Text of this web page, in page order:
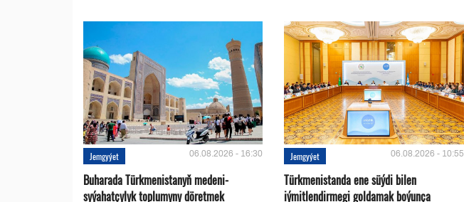
Jemgyýet 06.08.2026 - 16:30
Buharada Türkmenistanyň medeni-
syýahatçylyk toplumyny döretmek
Jemgyýet 06.08.2026 - 10:55
Türkmenistanda ene süýdi bilen
iýmitlendirmegi goldamak boýunça